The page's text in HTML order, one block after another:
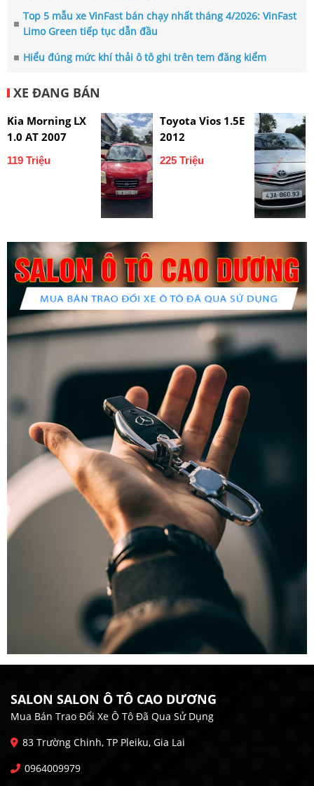
Top 5 mẫu xe VinFast bán chạy nhất tháng 4/2026: VinFast
Limo Green tiếp tục dẫn đầu
Hiểu đúng mức khí thải ô tô ghi trên tem đăng kiểm
XE ĐANG BÁN
Kia Morning LX
1.0 AT 2007
119 Triệu
Toyota Vios 1.5E
2012
225 Triệu
SALON SALON Ô TÔ CAO DƯƠNG
Mua Bán Trao Đổi Xe Ô Tô Đã Qua Sử Dụng
83 Trường Chinh, TP Pleiku, Gia Lai
0964009979